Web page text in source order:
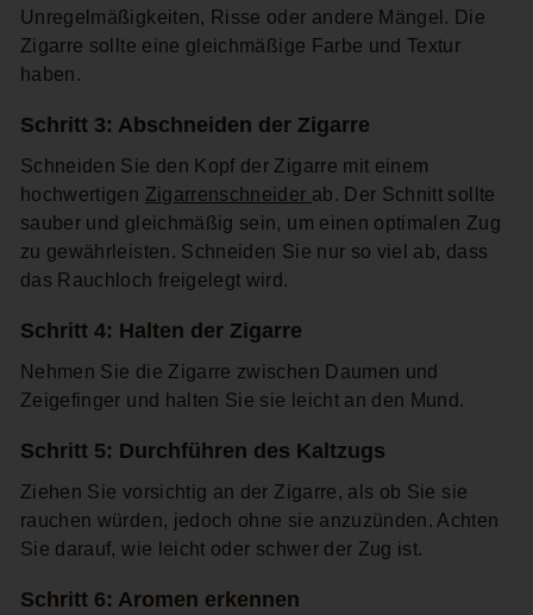
Unregelmäßigkeiten, Risse oder andere Mängel. Die
Zigarre sollte eine gleichmäßige Farbe und Textur
haben.
Schritt 3: Abschneiden der Zigarre
Schneiden Sie den Kopf der Zigarre mit einem
hochwertigen Zigarrenschneider ab. Der Schnitt sollte
sauber und gleichmäßig sein, um einen optimalen Zug
zu gewährleisten. Schneiden Sie nur so viel ab, dass
das Rauchloch freigelegt wird.
Schritt 4: Halten der Zigarre
Nehmen Sie die Zigarre zwischen Daumen und
Zeigefinger und halten Sie sie leicht an den Mund.
Schritt 5: Durchführen des Kaltzugs
Ziehen Sie vorsichtig an der Zigarre, als ob Sie sie
rauchen würden, jedoch ohne sie anzuzünden. Achten
Sie darauf, wie leicht oder schwer der Zug ist.
Schritt 6: Aromen erkennen